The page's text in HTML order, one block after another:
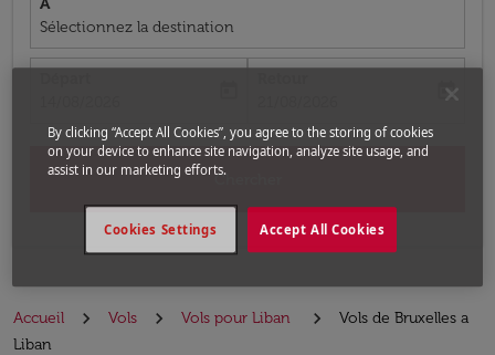
À
Sélectionnez la destination
fc-booking-return-date-aria-label
today
Chercher
Accueil Vols Vols pour Liban
Vols de Bruxelles a
Liban
By clicking “Accept All Cookies”, you agree to the storing of cookies
on your device to enhance site navigation, analyze site usage, and
assist in our marketing efforts.
Accept All Cookies
Cookies Settings